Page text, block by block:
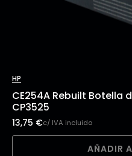
HP
CE254A Rebuilt Botella
CP3525
13,75 €c/ IVA incluido
AÑADIR